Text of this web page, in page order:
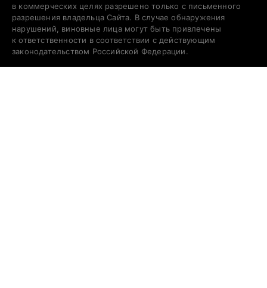
в коммерческих целях разрешено только с письменного
разрешения владельца Сайта. В случае обнаружения
нарушений, виновные лица могут быть привлечены
к ответственности в соответствии с действующим
законодательством Российской Федерации.